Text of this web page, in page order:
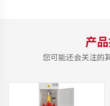
产
您可能还会关注的